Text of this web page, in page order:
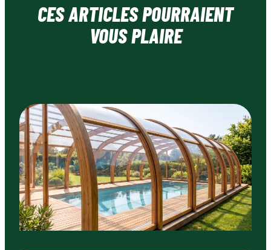
CES ARTICLES POURRAIENT
VOUS PLAIRE